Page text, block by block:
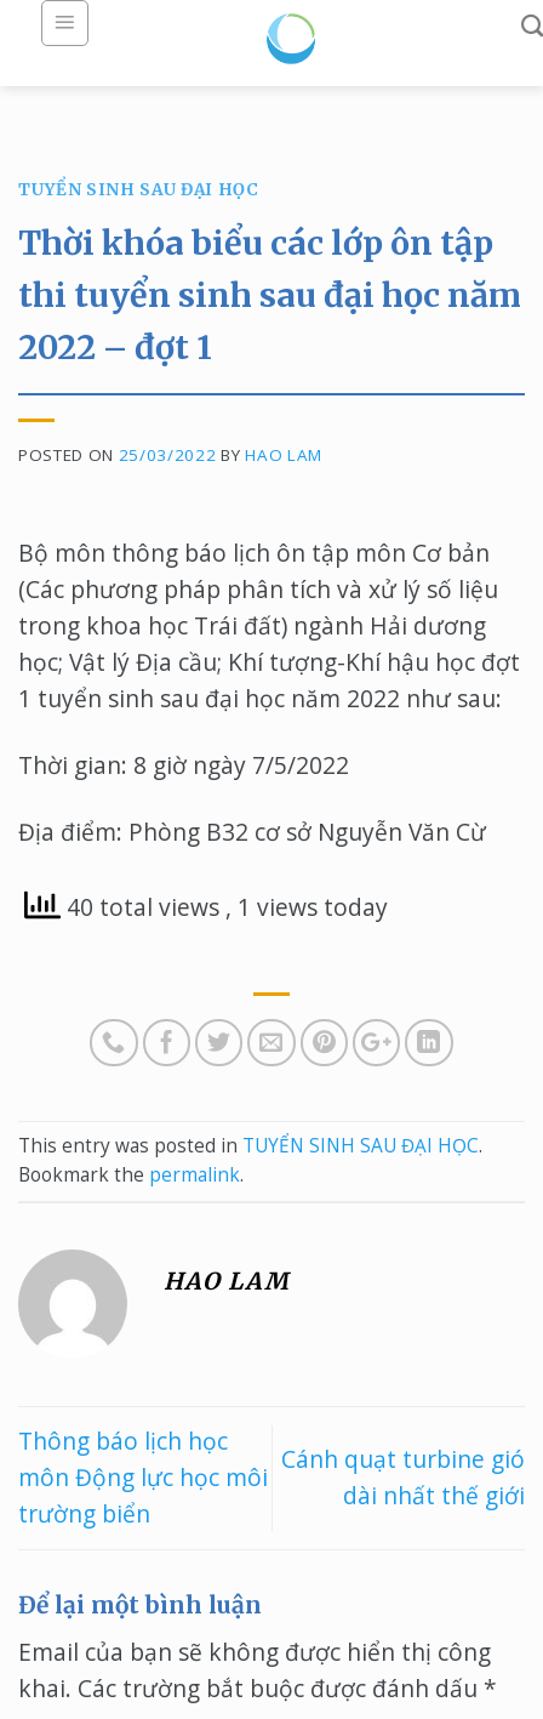
TUYỂN SINH SAU ĐẠI HỌC
Thời khóa biểu các lớp ôn tập
thi tuyển sinh sau đại học năm
2022 – đợt 1
POSTED ON 25/03/2022 BYHAO LAM
Bộ môn thông báo lịch ôn tập môn Cơ bản
(Các phương pháp phân tích và xử lý số liệu
trong khoa học Trái đất) ngành Hải dương
học; Vật lý Địa cầu; Khí tượng-Khí hậu học đợt
1 tuyển sinh sau đại học năm 2022 như sau:
Thời gian: 8 giờ ngày 7/5/2022
Địa điểm: Phòng B32 cơ sở Nguyễn Văn Cừ
40 total views , 1 views today
This entry was posted in TUYỂN SINH SAU ĐẠI HỌC.
Bookmark the permalink.
HAO LAM
Thông báo lịch học
môn Động lực học môi
trường biển
Cánh quạt turbine gió
dài nhất thế giới
Để lại một bình luận
Email của bạn sẽ không được hiển thị công
khai. Các trường bắt buộc được đánh dấu *